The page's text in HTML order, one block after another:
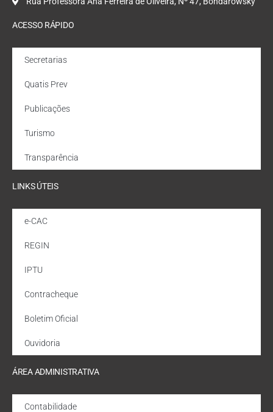
ACESSO RÁPIDO
Secretarias
Quatis Prev
Publicações
Turismo
Transparência
LINKS ÚTEIS
e-CAC
REGIN
IPTU
Contracheque
Boletim Oficial
Ouvidoria
ÁREA ADMINISTRATIVA
Contabilidade